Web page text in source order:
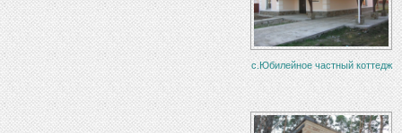
с.Юбилейное частный коттедж